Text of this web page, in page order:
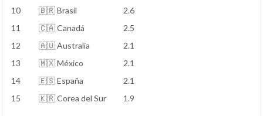
10
🇧🇷 Brasil
2.6
11
🇨🇦 Canadá
2.5
12
🇦🇺 Australia
2.1
13
🇲🇽 México
2.1
14
🇪🇸 España
2.1
15
🇰🇷 Corea del Sur 1.9